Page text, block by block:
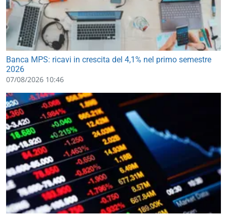
Banca MPS: ricavi in crescita del 4,1% nel primo semestre
2026
07/08/2026 10:46